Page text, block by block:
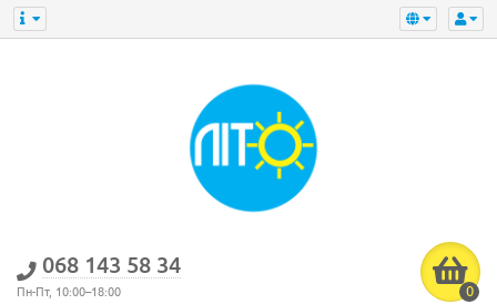
‎068 143 58 34
Пн-Пт, 10:00–18:00 0